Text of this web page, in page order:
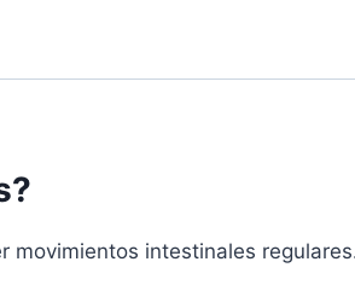
movimientos intestinales